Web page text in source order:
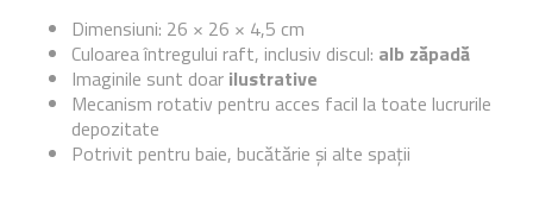
Dimensiuni: 26 × 26 × 4,5 cm
Culoarea întregului raft, inclusiv discul: alb zăpadă
Imaginile sunt doar ilustrative
Mecanism rotativ pentru acces facil la toate lucrurile
depozitate
Potrivit pentru baie, bucătărie și alte spații